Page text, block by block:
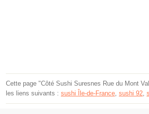
Cette page "Côté Sushi Suresnes Rue du Mont
les liens suivants : sushi Île-de-France sushi 92